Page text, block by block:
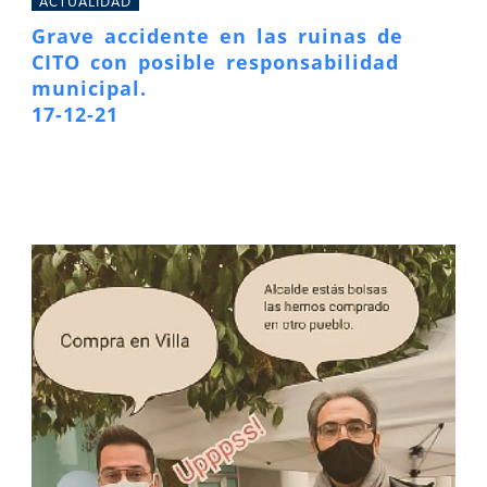
Grave accidente en las ruinas de
CITO con posible responsabilidad
municipal.
17-12-21